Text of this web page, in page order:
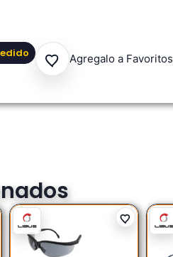
Agregalo a Favoritos